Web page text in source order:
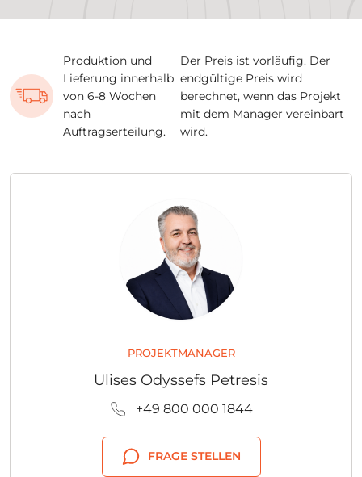
Produktion und
Lieferung innerhalb
von 6-8 Wochen
nach
Auftragserteilung.
Der Preis ist vorläufig. Der
endgültige Preis wird
berechnet, wenn das Projekt
mit dem Manager vereinbart
wird.
PROJEKTMANAGER
Ulises Odyssefs Petresis
+49 800 000 1844
FRAGE STELLEN